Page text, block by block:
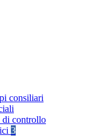
consiliari
di controllo
3